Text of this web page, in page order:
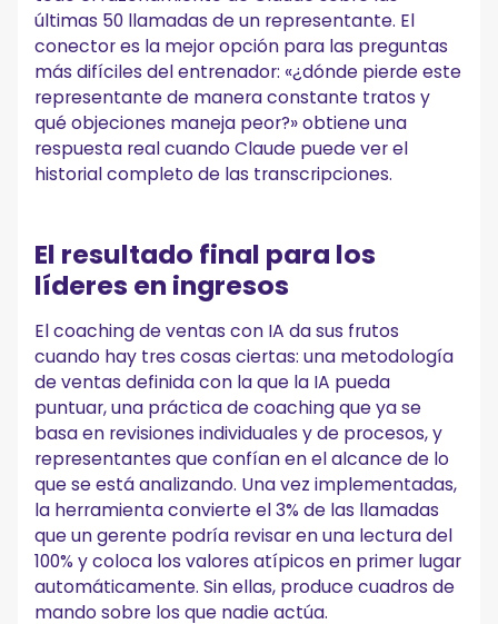
últimas 50 llamadas de un representante. El
conector es la mejor opción para las preguntas
más difíciles del entrenador: «¿dónde pierde este
representante de manera constante tratos y
qué objeciones maneja peor?» obtiene una
respuesta real cuando Claude puede ver el
historial completo de las transcripciones.
El resultado final para los
líderes en ingresos
El coaching de ventas con IA da sus frutos
cuando hay tres cosas ciertas: una metodología
de ventas definida con la que la IA pueda
puntuar, una práctica de coaching que ya se
basa en revisiones individuales y de procesos, y
representantes que confían en el alcance de lo
que se está analizando. Una vez implementadas,
la herramienta convierte el 3% de las llamadas
que un gerente podría revisar en una lectura del
100% y coloca los valores atípicos en primer lugar
automáticamente. Sin ellas, produce cuadros de
mando sobre los que nadie actúa.